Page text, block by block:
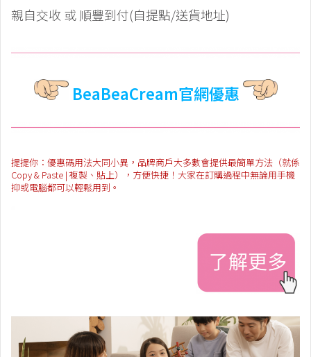
親自交收 或 順豐到付(自提點/送貨地址)
BeaBeaCream官網優惠
提提你：優惠碼用法大同小異，品牌商戶大多數會提供最簡單方法（就係
Copy & Paste | 複製、貼上），方便快捷！大家在訂購過程中無論用手機
抑或電腦都可以輕鬆用到。